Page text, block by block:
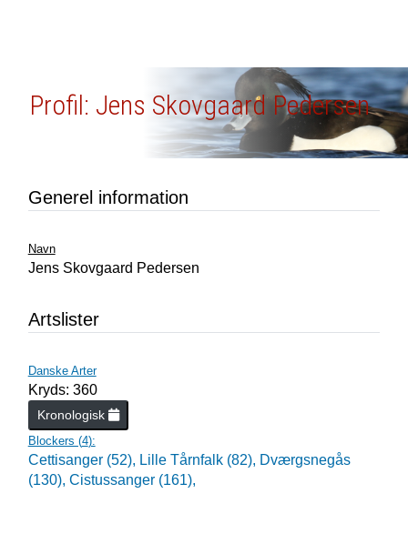
Profil: Jens Skovgaard Pedersen
Generel information
Navn
Jens Skovgaard Pedersen
Artslister
Danske Arter
Kryds: 360
Kronologisk
Blockers (4):
Cettisanger (52), Lille Tårnfalk (82), Dværgsnegås
(130), Cistussanger (161),